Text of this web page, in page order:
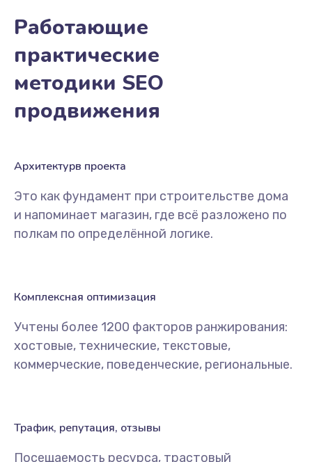
Работающие
практические
методики SEO
продвижения
Архитектурв проекта
Это как фундамент при строительстве дома
и напоминает магазин, где всё разложено по
полкам по определённой логике.
Комплексная оптимизация
Учтены более 1200 факторов ранжирования:
хостовые, технические, текстовые,
коммерческие, поведенческие, региональные.
Трафик, репутация, отзывы
Посещаемость ресурса, трастовый